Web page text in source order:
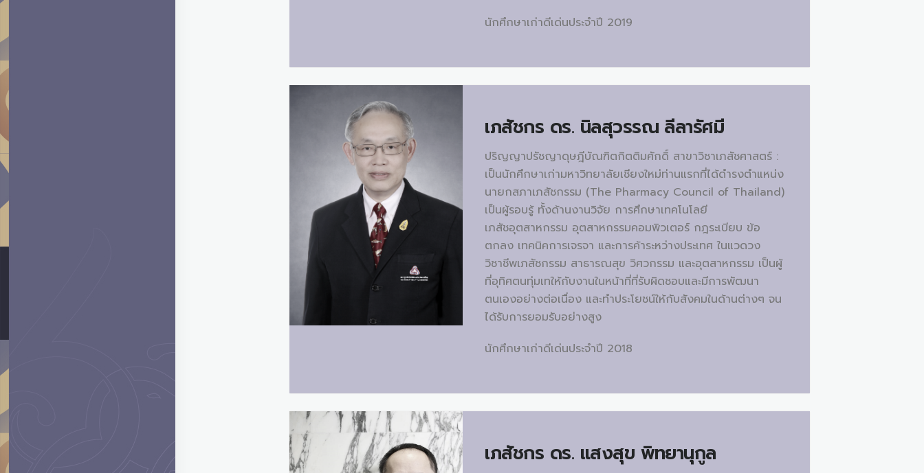
นักศึกษาเก่าดีเด่นประจำปี 2019
เภสัชกร ดร. นิลสุวรรณ ลีลารัศมี
ปริญญาปรัชญาดุษฎีบัณฑิตกิตติมศักดิ์ สาขาวิชาเภสัชศาสตร์ :
เป็นนักศึกษาเก่ามหาวิทยาลัยเชียงใหม่ท่านแรกที่ได้ดำรงตำแหน่ง
นายกสภาเภสัชกรรม (The Pharmacy Council of Thailand)
เป็นผู้รอบรู้ ทั้งด้านงานวิจัย การศึกษาเทคโนโลยี
เภสัชอุตสาหกรรม อุตสาหกรรมคอมพิวเตอร์ กฎระเบียบ ข้อ
ตกลง เทคนิคการเจรจา และการค้าระหว่างประเทศ ในแวดวง
วิชาชีพเภสัชกรรม สาธารณสุข วิศวกรรม และอุตสาหกรรม เป็นผู้
ที่อุทิศตนทุ่มเทให้กับงานในหน้าที่ที่รับผิดชอบและมีการพัฒนา
ตนเองอย่างต่อเนื่อง และทำประโยชน์ให้กับสังคมในด้านต่างๆ จน
ได้รับการยอมรับอย่างสูง
นักศึกษาเก่าดีเด่นประจำปี 2018
เภสัชกร ดร. แสงสุข พิทยานุกูล